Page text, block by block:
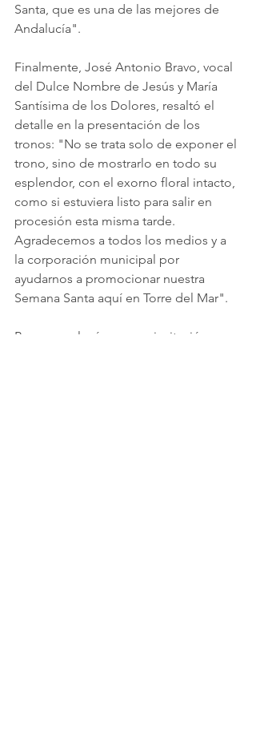
Santa, que es una de las mejores de
Andalucía".
Finalmente, José Antonio Bravo, vocal
del Dulce Nombre de Jesús y María
Santísima de los Dolores, resaltó el
detalle en la presentación de los
tronos: "No se trata solo de exponer el
trono, sino de mostrarlo en todo su
esplendor, con el exorno floral intacto,
como si estuviera listo para salir en
procesión esta misma tarde.
Agradecemos a todos los medios y a
la corporación municipal por
ayudarnos a promocionar nuestra
Semana Santa aquí en Torre del Mar".
Bravo concluyó con una invitación